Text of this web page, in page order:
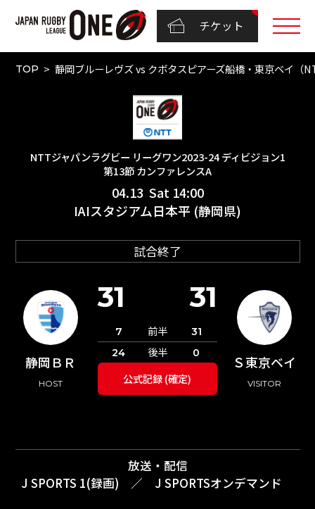
チケット
TOP 静岡ブルーレヴズ vs クボタスピアーズ船橋・東京ベイ
NTTジャパンラグビー リーグワン2023-24 ディビジョン1
第13節 カンファレンスA
04.13 Sat 14:00
IAIスタジアム日本平 (静岡県)
試合終了
静岡ＢＲ
HOST
Ｓ東京ベイ
VISITOR
31 31
7 前半
31
24
後半 0
公式記録 (確定)
放送・配信
J SPORTS 1(録画)
／ J SPORTSオンデマンド